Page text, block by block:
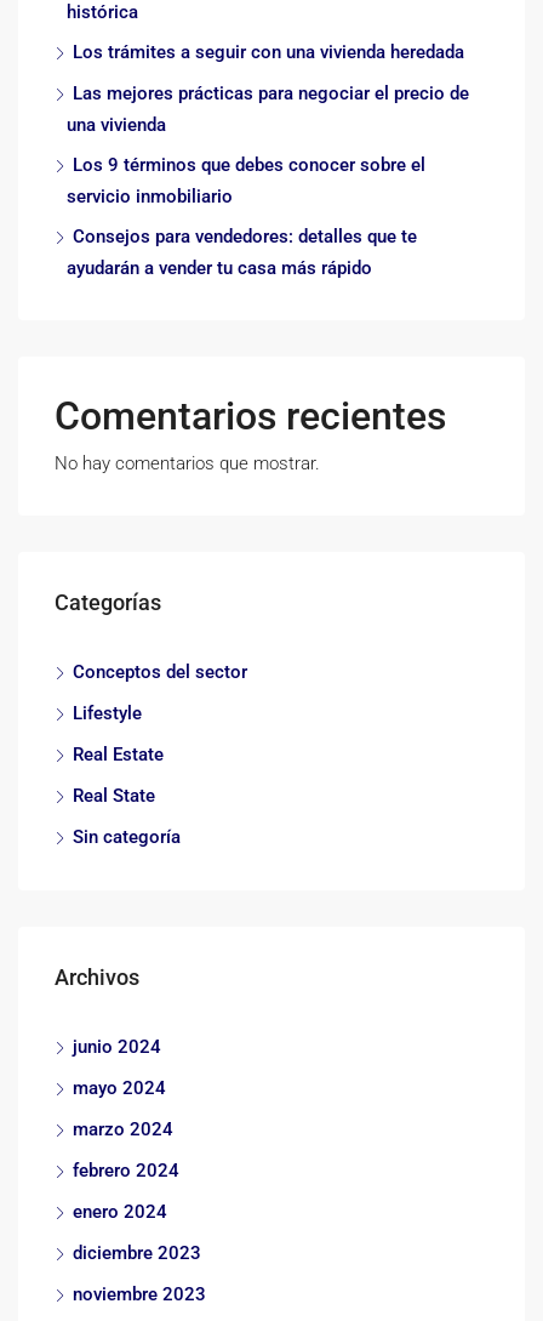
histórica
Los trámites a seguir con una vivienda heredada
Las mejores prácticas para negociar el precio de
una vivienda
Los 9 términos que debes conocer sobre el
servicio inmobiliario
Consejos para vendedores: detalles que te
ayudarán a vender tu casa más rápido
Comentarios recientes
No hay comentarios que mostrar.
Categorías
Conceptos del sector
Lifestyle
Real Estate
Real State
Sin categoría
Archivos
junio 2024
mayo 2024
marzo 2024
febrero 2024
enero 2024
diciembre 2023
noviembre 2023